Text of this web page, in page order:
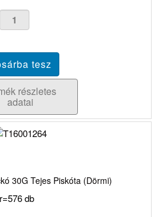
részletes
adatai
30G Tejes Piskóta (Dörmi)
db